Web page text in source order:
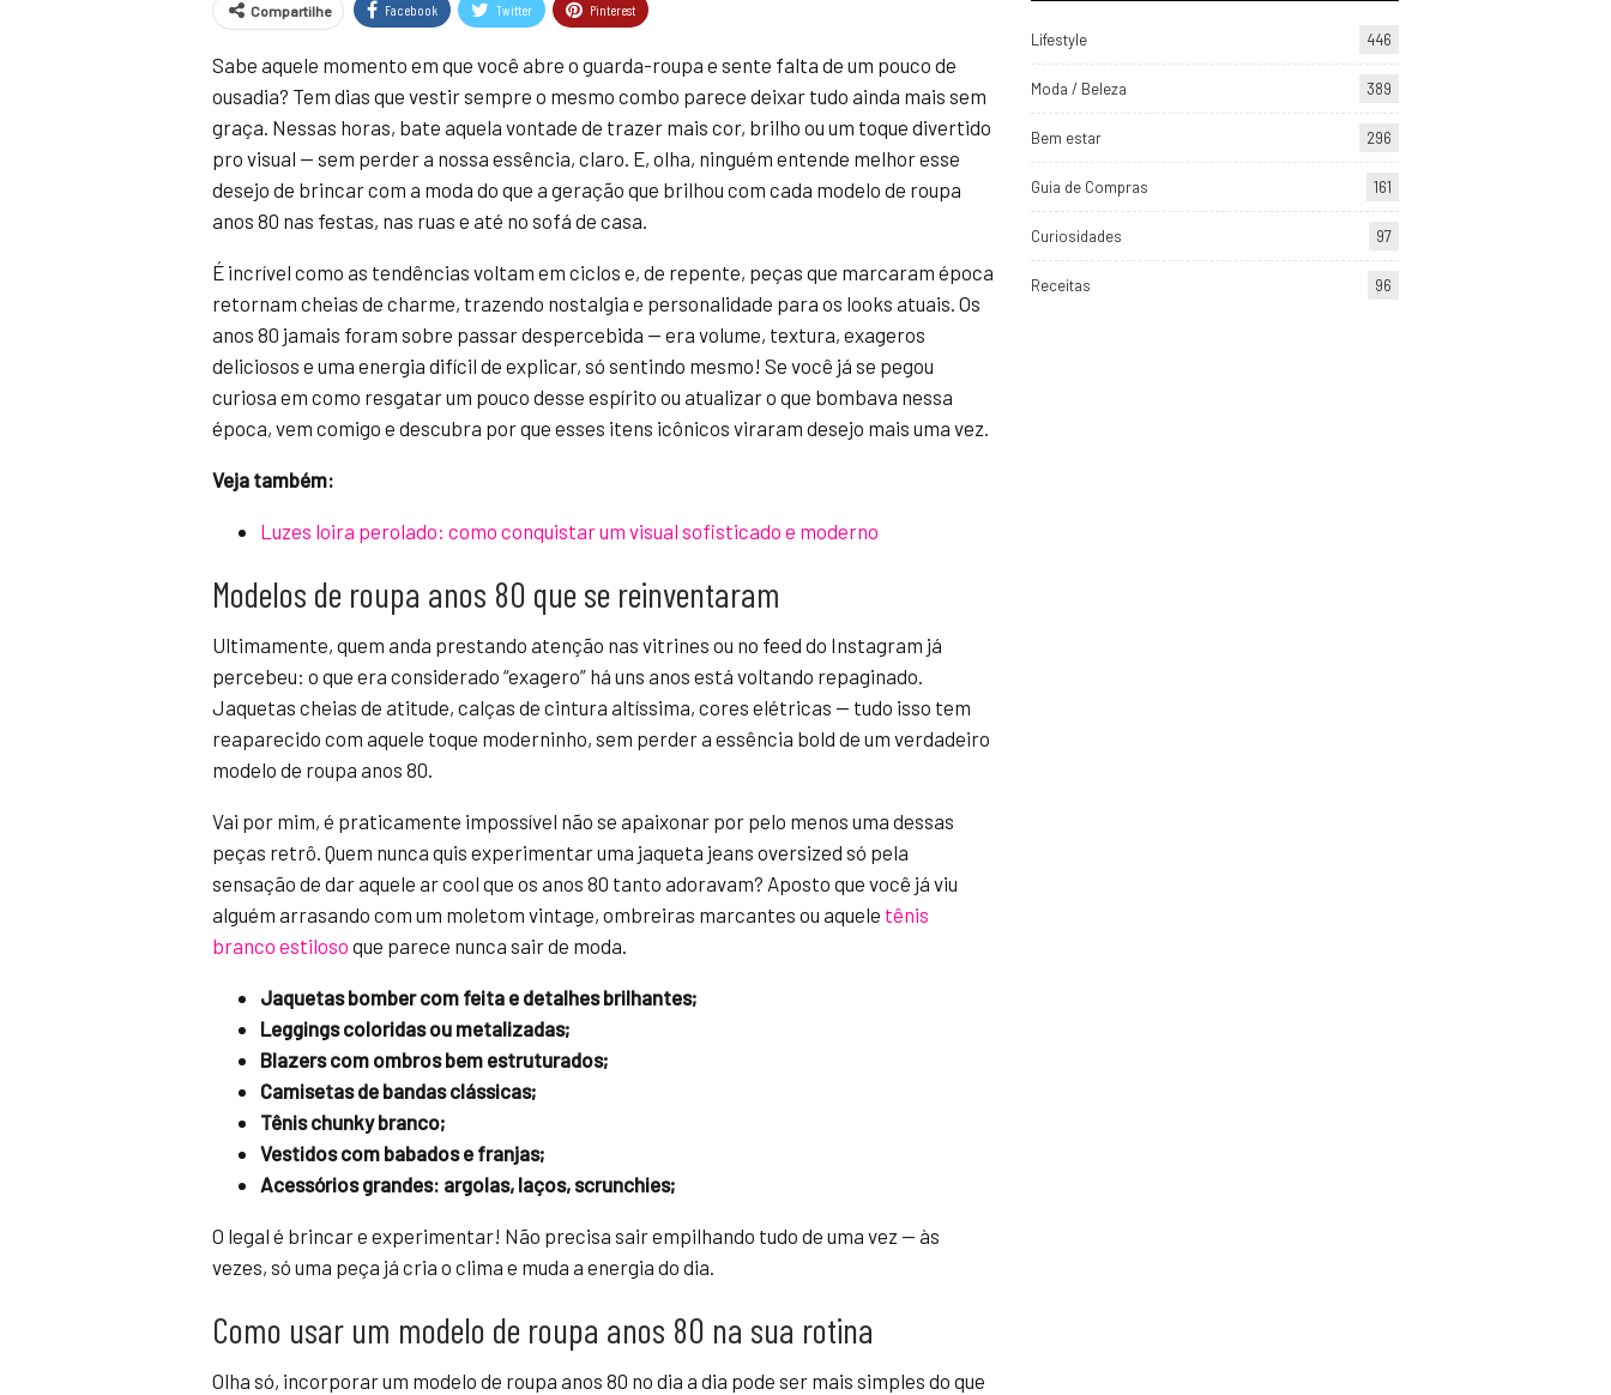
Compartilhe Facebook Twitter Pinterest
Sabe aquele momento em que você abre o guarda-roupa e sente falta de um pouco de
ousadia? Tem dias que vestir sempre o mesmo combo parece deixar tudo ainda mais sem
graça. Nessas horas, bate aquela vontade de trazer mais cor, brilho ou um toque divertido
pro visual — sem perder a nossa essência, claro. E, olha, ninguém entende melhor esse
desejo de brincar com a moda do que a geração que brilhou com cada modelo de roupa
anos 80 nas festas, nas ruas e até no sofá de casa.
É incrível como as tendências voltam em ciclos e, de repente, peças que marcaram época
retornam cheias de charme, trazendo nostalgia e personalidade para os looks atuais. Os
anos 80 jamais foram sobre passar despercebida — era volume, textura, exageros
deliciosos e uma energia difícil de explicar, só sentindo mesmo! Se você já se pegou
curiosa em como resgatar um pouco desse espírito ou atualizar o que bombava nessa
época, vem comigo e descubra por que esses itens icônicos viraram desejo mais uma vez.
Veja também:
Luzes loira perolado: como conquistar um visual sofisticado e moderno
Modelos de roupa anos 80 que se reinventaram
Ultimamente, quem anda prestando atenção nas vitrines ou no feed do Instagram já
percebeu: o que era considerado “exagero” há uns anos está voltando repaginado.
Jaquetas cheias de atitude, calças de cintura altíssima, cores elétricas — tudo isso tem
reaparecido com aquele toque moderninho, sem perder a essência bold de um verdadeiro
modelo de roupa anos 80.
Vai por mim, é praticamente impossível não se apaixonar por pelo menos uma dessas
peças retrô. Quem nunca quis experimentar uma jaqueta jeans oversized só pela
sensação de dar aquele ar cool que os anos 80 tanto adoravam? Aposto que você já viu
alguém arrasando com um moletom vintage, ombreiras marcantes ou aquele tênis
branco estiloso que parece nunca sair de moda.
Jaquetas bomber com feita e detalhes brilhantes;
Leggings coloridas ou metalizadas;
Blazers com ombros bem estruturados;
Camisetas de bandas clássicas;
Tênis chunky branco;
Vestidos com babados e franjas;
Acessórios grandes: argolas, laços, scrunchies;
O legal é brincar e experimentar! Não precisa sair empilhando tudo de uma vez — às
vezes, só uma peça já cria o clima e muda a energia do dia.
Como usar um modelo de roupa anos 80 na sua rotina
Olha só, incorporar um modelo de roupa anos 80 no dia a dia pode ser mais simples do que
Lifestyle 446
Moda / Beleza 389
Bem estar 296
Guia de Compras 161
Curiosidades 97
Receitas 96